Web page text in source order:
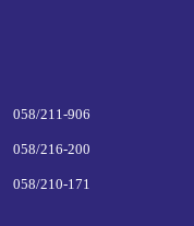
058/211-906
058/216-200
058/210-171